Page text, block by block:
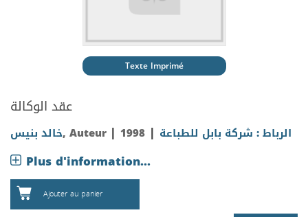
Texte Imprimé
عقد الوكالة
خالد بنيس, Auteur | الرباط : شركة بابل للطباعة |
1998
Plus d'information...
Ajouter au panier